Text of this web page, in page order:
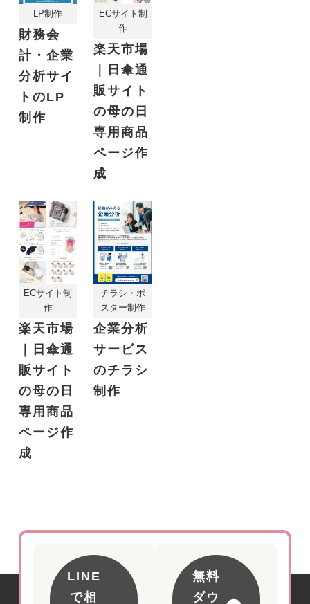
LP制作
財務会
計・企業
分析サイ
トのLP
制作
ECサイト制
作
楽天市場
｜日傘通
販サイト
の母の日
専用商品
ページ作
成
ECサイト制
作
楽天市場
｜日傘通
販サイト
の母の日
専用商品
ページ作
成
チラシ・ポ
スター制作
企業分析
サービス
のチラシ
制作
LINE
で相
無料
ダウ